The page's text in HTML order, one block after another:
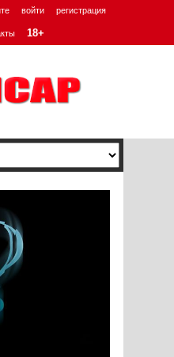
войти регистрация
18+